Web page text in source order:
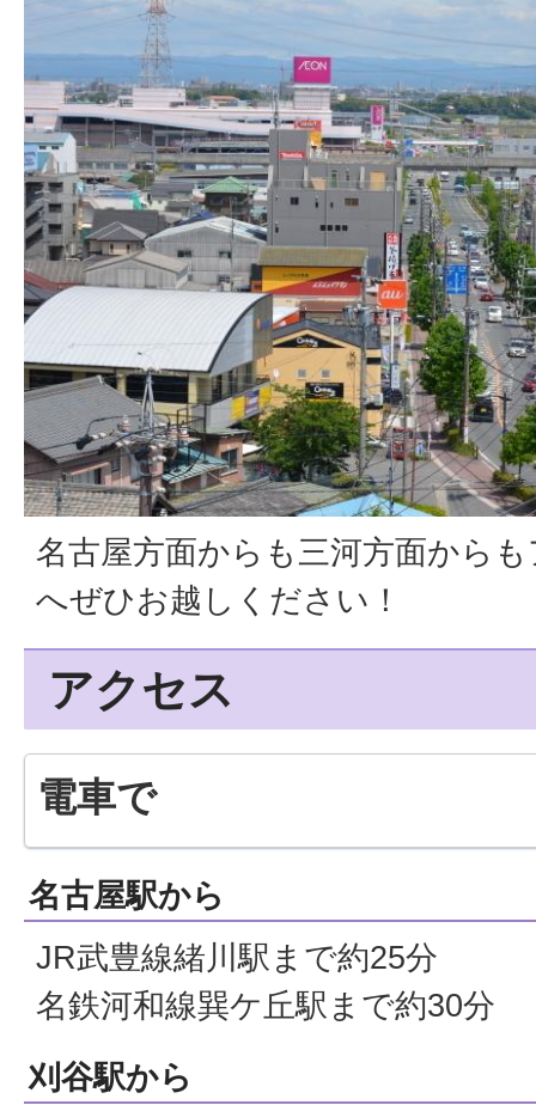
名古屋方面からも三河方面から
へぜひお越しください！
アクセス
電車で
名古屋駅から
JR武豊線緒川駅まで約25分
名鉄河和線巽ケ丘駅まで約30分
刈谷駅から